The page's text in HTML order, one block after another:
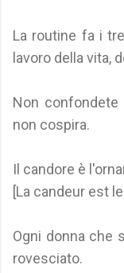
La routine fa i
lavoro della vita,
Non
non cospira.
Il candore è
[La candeur est
Ogni donna che
rovesciato.